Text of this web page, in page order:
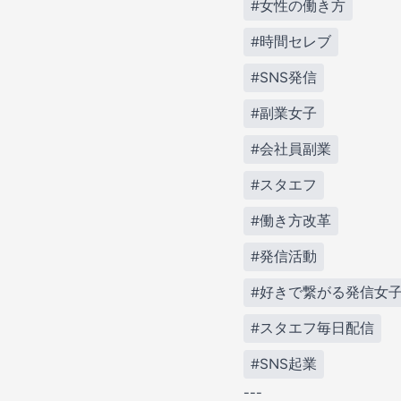
#女性の働き方
#時間セレブ
#SNS発信
#副業女子
#会社員副業
#スタエフ
#働き方改革
#発信活動
#好きで繋がる発信女
#スタエフ毎日配信
#SNS起業
---